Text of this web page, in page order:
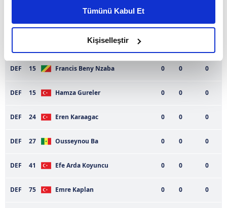
daha iyi reklam deneyimi yaşatabiliriz. Bunu yaparken
amacımızın size daha iyi bir reklam deneyimi sunmak
olduğunu ve sizlere en iyi içerikleri sunabilmek adına
elimizden gelen çabayı gösterdiğimizi ve bu noktada,
reklamların maliyetlerimizi karşılamak noktasında tek gelir
takdirde, kullanıcılara hedefli reklamlar
Sitemizde kendimize ve üçüncü kişilere ait çerezler
verileriniz işlenmekte olup gerekli olan çerezler bilgi
Tümünü Kabul Et
Kişiselleştir
Leo Duarte
DEF 15 Francis Beny Nzaba 0 0 0
DEF 15 Hamza Gureler 0 0 0
DEF 24 Eren Karaagac 0 0 0
DEF 27 Ousseynou Ba 0 0 0
DEF 41 Efe Arda Koyuncu 0 0 0
DEF 75 Emre Kaplan 0 0 0